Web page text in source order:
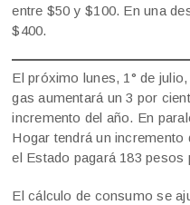
entre $50 y $100. En una
$400.
El próximo lunes, 1° de
gas aumentará un 3 por
incremento del año. En
Hogar tendrá un
el Estado pagará 183 pesos
El cálculo de consumo se